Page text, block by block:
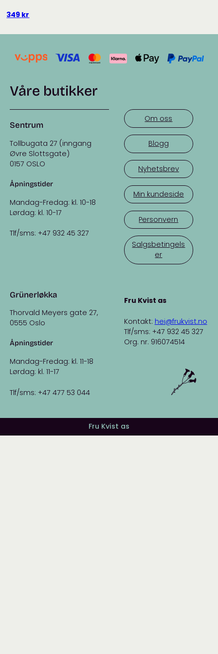
349 kr
Våre butikker
Sentrum
Tollbugata 27 (inngang
Øvre Slottsgate)
0157 OSLO
Åpningstider
Mandag-Fredag: kl. 10-18
Lørdag: kl. 10-17
Tlf/sms: +47 932 45 327
Grünerløkka
Thorvald Meyers gate 27,
0555 Oslo
Åpningstider
Mandag-Fredag: kl. 11-18
Lørdag: kl. 11-17
Tlf/sms: +47 477 53 044
Om oss
Blogg
Nyhetsbrev
Min kundeside
Personvern
Salgsbetingels
er
Fru Kvist as
Kontakt: hei@frukvist.no
Tlf/sms: +47 932 45 327
Org. nr. 916074514
Fru Kvist as